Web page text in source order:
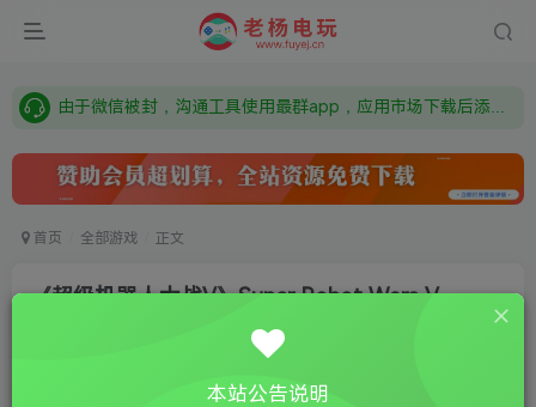
需要什么游戏请联系客服，若链接失效请联系客服，百度网盘边上的激活码也是解压密码
由于微信被封，沟通工具使用最群app，应用市场下载后添加好友：Y9FA49 以后用最群交流解决问题。不再使用微信！
首页 全部游戏 正文
《超级机器人大战V》Super Robot Wars V
本站公告说明